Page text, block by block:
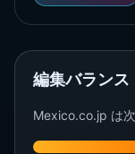
編集バランス
Mexico.co.jp は